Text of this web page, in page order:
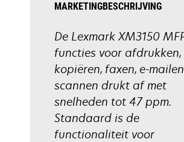
MARKETINGBESCHRIJVING
De Lexmark XM3150
functies voor afdrukken,
kopiëren, faxen, e-
scannen drukt af met
snelheden tot 47 ppm.
Standaard is de
functionaliteit voor